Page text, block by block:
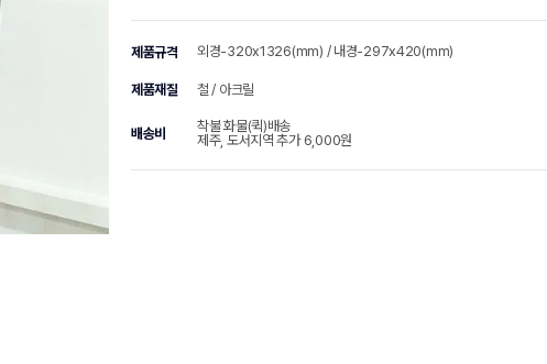
제품규격 외경-320x1326(mm) / 내경-297x420(mm)
제품재질 철 / 아크릴
배송비
착불 화물(퀵)배송
제주, 도서지역 추가 6,000원